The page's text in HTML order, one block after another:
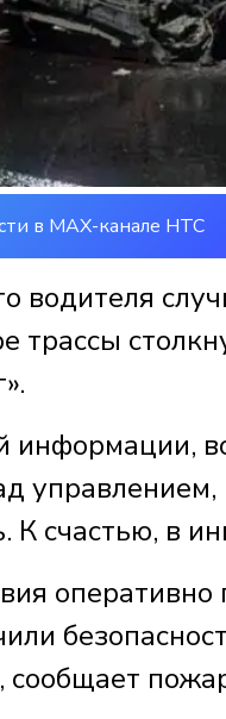
в MAX-канале НТС
водителя
трассы
информации,
К счастью, в
сообщает